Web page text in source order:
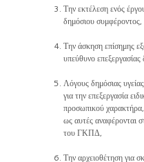
Την εκτέλεση ενός
δημόσιου συμφέροντος,
Την άσκηση επίσημης
υπεύθυνο
Λόγους δημόσιας
για την επεξεργασία
προσωπικού
ως αυτές
του ΓΚΠΔ,
Την αρχειοθέτηση για